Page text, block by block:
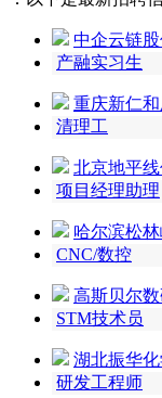
中企云链
产融实习生
重庆新仁
清理工
北京地平
项目经理助理
哈尔滨松
CNC/数控
高斯贝尔
STM技术员
湖北振华
研发工程师